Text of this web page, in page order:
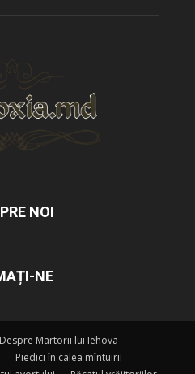
NOI
NE
Despre Martorii lui Iehova
Piedici în calea mîntuirii